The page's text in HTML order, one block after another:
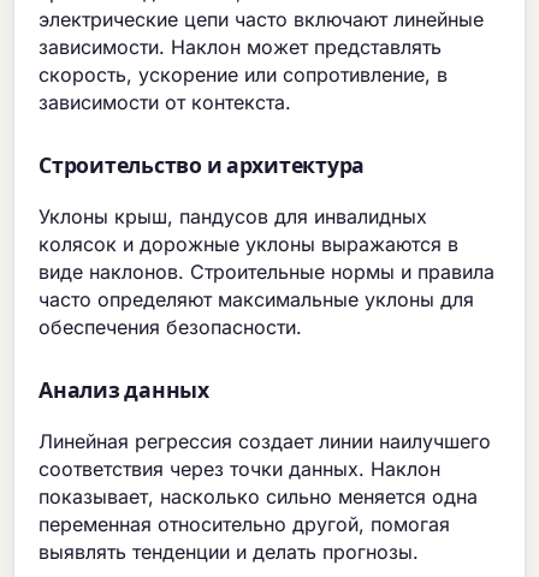
электрические цепи часто включают линейные
зависимости. Наклон может представлять
скорость, ускорение или сопротивление, в
зависимости от контекста.
Строительство и архитектура
Уклоны крыш, пандусов для инвалидных
колясок и дорожные уклоны выражаются в
виде наклонов. Строительные нормы и правила
часто определяют максимальные уклоны для
обеспечения безопасности.
Анализ данных
Линейная регрессия создает линии наилучшего
соответствия через точки данных. Наклон
показывает, насколько сильно меняется одна
переменная относительно другой, помогая
выявлять тенденции и делать прогнозы.